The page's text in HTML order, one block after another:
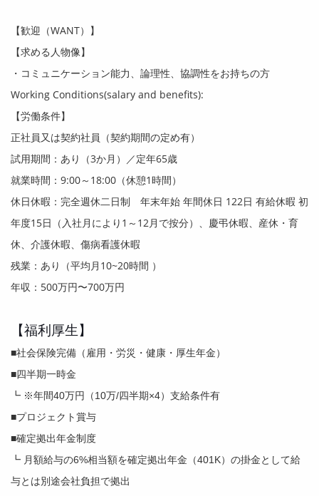
【歓迎（WANT）】
【求める人物像】
・コミュニケーション能力、論理性、協調性をお持ちの方
Working Conditions(salary and benefits):
【労働条件】
正社員又は契約社員（契約期間の定め有）
試用期間：あり（3か月）／定年65歳
就業時間： 9:00～ 18:00 （休憩1時間）
休日休暇：完全週休二日制 年末年始 年間休日 122日 有給休暇 初
年度15日（入社月により 1 ～ 12月で按分）、慶弔休暇、産休・育
休、介護休暇、傷病看護休暇
残業：あり（平均月 10~20時間 ）
年収： 500万円〜700万円
【福利厚生】
■社会保険完備（雇用・労災・健康・厚生年金）
■四半期一時金
┗ ※年間40万円（10万/四半期×4）支給条件有
■プロジェクト賞与
■確定拠出年金制度
┗ 月額給与の6%相当額を確定拠出年金（401K）の掛金として給
与とは別途会社負担で拠出